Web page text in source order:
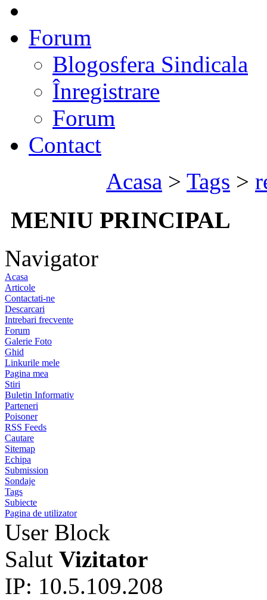
Forum
Blogosfera Sindicala
Înregistrare
Forum
Contact
Acasa > Tags >
MENIU PRINCIPAL
Navigator
Acasa
Articole
Contactati-ne
Descarcari
Intrebari frecvente
Forum
Galerie Foto
Ghid
Linkurile mele
Pagina mea
Stiri
Buletin Informativ
Parteneri
Poisoner
RSS Feeds
Cautare
Sitemap
Echipa
Submission
Sondaje
Tags
Subiecte
Pagina de utilizator
User Block
Salut Vizitator
IP: 10.5.109.208